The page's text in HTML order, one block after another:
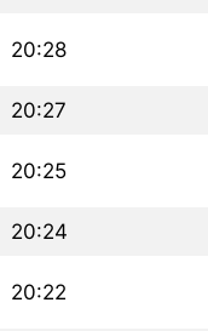
20:28
20:27
20:25
20:24
20:22